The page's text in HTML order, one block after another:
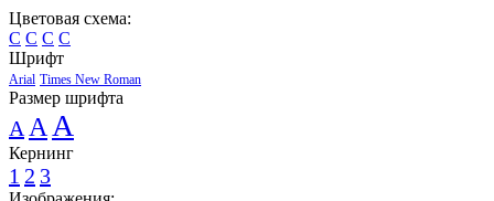
Цветовая схема:
C C C C
Шрифт
Arial Times New Roman
Размер шрифта
A A A
Кернинг
1 2 3